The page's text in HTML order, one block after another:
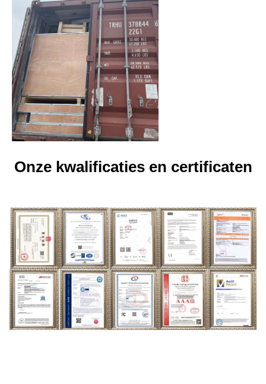
Onze kwalificaties en certificaten